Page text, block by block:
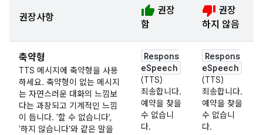
권장사항 thumb_up 권장
함
thumb_down 권장
하지 않음
축약형
TTS 메시지에 축약형을 사용
하세요. 축약형이 없는 메시지
는 자연스러운 대화의 느낌보
다는 과장되고 기계적인 느낌
이 듭니다. '할 수 없습니다',
'하지 않습니다'와 같은 말을
Respons
eSpeech
(TTS)
죄송합니다.
예약을 찾을
수 없습니
다.
Respons
eSpeech
(TTS)
죄송합니다.
예약을 찾을
수 없습니
다.